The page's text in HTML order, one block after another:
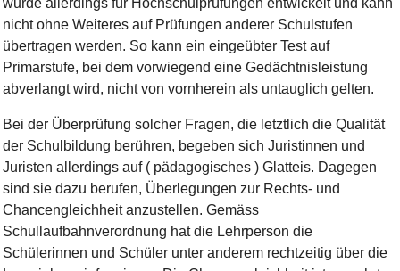
wurde allerdings für Hochschulprüfungen entwickelt und kann
nicht ohne Weiteres auf Prüfungen anderer Schulstufen
übertragen werden. So kann ein eingeübter Test auf
Primarstufe, bei dem vorwiegend eine Gedächtnisleistung
abverlangt wird, nicht von vornherein als untauglich gelten.
Bei der Überprüfung solcher Fragen, die letztlich die Qualität
der Schulbildung berühren, begeben sich Juristinnen und
Juristen allerdings auf ( pädagogisches ) Glatteis. Dagegen
sind sie dazu berufen, Überlegungen zur Rechts- und
Chancengleichheit anzustellen. Gemäss
Schullaufbahnverordnung hat die Lehrperson die
Schülerinnen und Schüler unter anderem rechtzeitig über die